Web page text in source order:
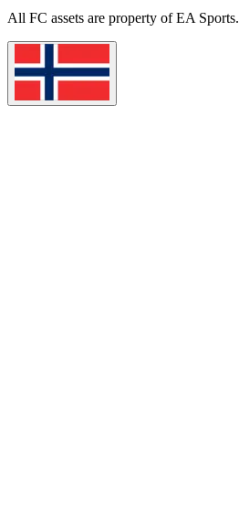
All FC assets are property of EA Sports.